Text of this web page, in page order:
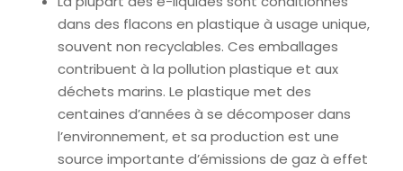
dans des flacons en plastique à usage unique,
souvent non recyclables. Ces emballages
contribuent à la pollution plastique et aux
déchets marins. Le plastique met des
centaines d’années à se décomposer dans
l’environnement, et sa production est une
source importante d’émissions de gaz à effet